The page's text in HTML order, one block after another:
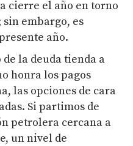
cierre el año en torno
sin embargo, es
año.
la deuda tienda a
honra los pagos
las opciones de cara
Si partimos de
petrolera cercana a
un nivel de